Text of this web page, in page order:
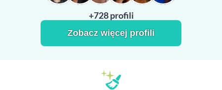
+728 profili
Zobacz więcej profili